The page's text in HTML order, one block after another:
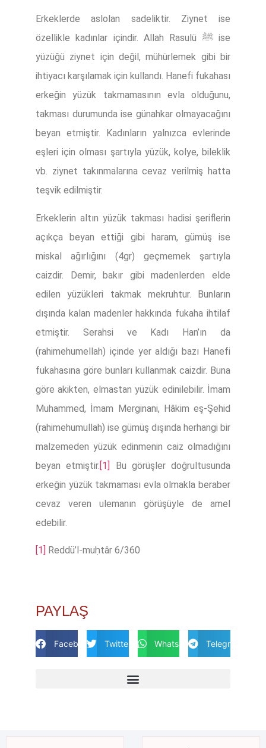
Erkeklerde aslolan sadeliktir. Ziynet ise
özellikle kadınlar içindir. Allah Rasulü ﷺ ise
yüzüğü ziynet için değil, mühürlemek gibi bir
ihtiyacı karşılamak için kullandı. Hanefi fukahası
erkeğin yüzük takmamasının evla olduğunu,
takması durumunda ise günahkar olmayacağını
beyan etmiştir. Kadınların yalnızca evlerinde
eşleri için olması şartıyla yüzük, kolye, bileklik
vb. ziynet takınmalarına cevaz verilmiş hatta
teşvik edilmiştir.
Erkeklerin altın yüzük takması hadisi şeriflerin
açıkça beyan ettiği gibi haram, gümüş ise
miskal ağırlığını (4gr) geçmemek şartıyla
caizdir. Demir, bakır gibi madenlerden elde
edilen yüzükleri takmak mekruhtur. Bunların
dışında kalan madenler hakkında fukaha ihtilaf
etmiştir. Serahsi ve Kadı Han’ın da
(rahimehumellah) içinde yer aldığı bazı Hanefi
fukahasına göre bunları kullanmak caizdir. Buna
göre akikten, elmastan yüzük edinilebilir. İmam
Muhammed, İmam Merginani, Hâkim eş-Şehid
(rahimehumullah) ise gümüş dışında herhangi bir
malzemeden yüzük edinmenin caiz olmadığını
beyan etmiştir. [1]
Bu görüşler doğrultusunda
erkeğin yüzük takmaması evla olmakla beraber
cevaz veren ulemanın görüşüyle de amel
edebilir.
[1] Reddü’l-muḥtâr 6/360
PAYLAŞ
Facebook Twitter Whatsapp Telegram